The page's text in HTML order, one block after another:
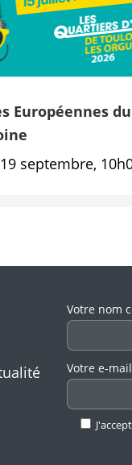
Européennes du
septembre,
Veuillez
Votre nom
Votre e-mail